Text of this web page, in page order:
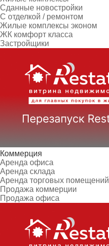
Сданные новостройки
С отделкой / ремонтом
Жилые комплексы эконом
ЖК комфорт класса
Застройщики
Коммерция
Аренда офиса
Аренда склада
Аренда торговых помещений
Продажа коммерции
Продажа офиса